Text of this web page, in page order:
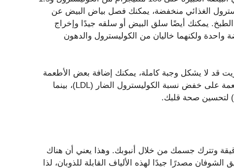
الغذائي منخفضة، يمكنك فصل بياض البيض عن
يمكنك أيضًا سلق البيض أو سلقه جيدًا وإخراج
ولكنهما خاليان من الكوليسترول والدهون
قد لا يشكل وجبة كاملة، يمكنك إضافة بعض الأطعمة
المخفضة للكوليسترول لملء طبقك. تعمل بعض هذه الأطعمة على خفض نسبة الكوليسترول الضار (LDL)، بينما
وتترك جسمك من خلال أنبوبك. وهذا يعني أن هناك
مصدرًا جيدًا لهذه الألياف القابلة للذوبان، لذا